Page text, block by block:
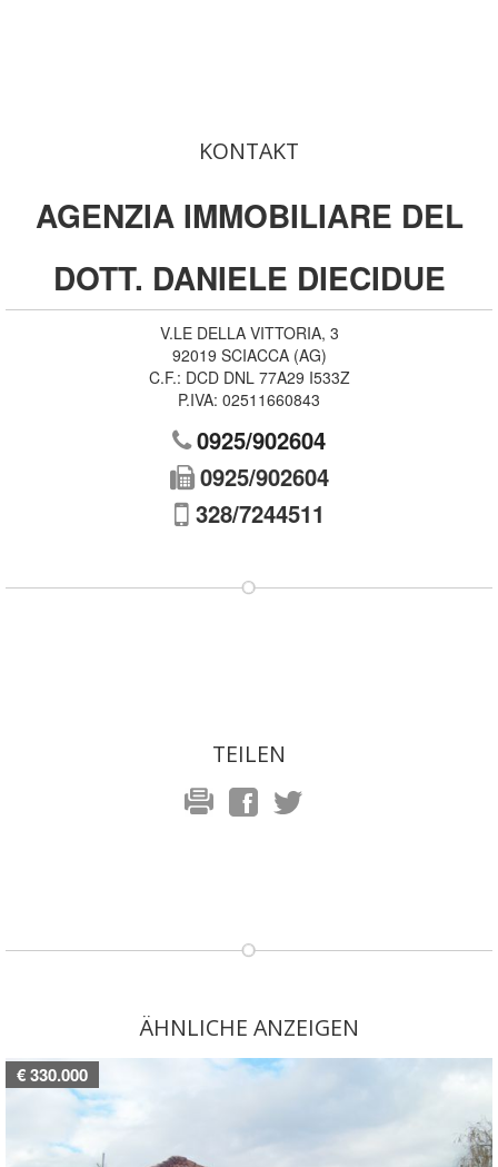
KONTAKT
AGENZIA IMMOBILIARE DEL
DOTT. DANIELE DIECIDUE
V.LE DELLA VITTORIA, 3
92019 SCIACCA(AG)
C.F.: DCD DNL 77A29 I533Z
P.IVA: 02511660843
0925/902604
0925/902604
328/7244511
TEILEN
ÄHNLICHE ANZEIGEN
€ 330.000